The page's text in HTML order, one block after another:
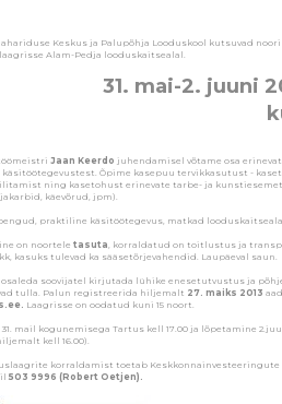
Keskus ja Palupõhja Looduskool kutsuvad noori
Alam-Pedja looduskaitsealal.
31. mai-2. juuni
Jaan Keerdo juhendamisel võtame osa
käsitöötegevustest. Õpime kasepuu tervikkasutust -
ning kasetohust erinevate tarbe- ja
käevõrud, jpm).
praktiline käsitöötegevus, matkad
on noortele tasuta, korraldatud on toitlustus ja
kasuks tulevad ka sääsetõrjevahendid. Laupäeval saun.
soovijatel kirjutada lühike enesetutvustus ja
tulla. Palun registreerida hiljemalt 27. maiks 2013
Laagrisse on oodatud kuni 15 noort.
mail kogunemisega Tartus kell 17.00 ja lõpetamine
kell 16.00).
korraldamist toetab Keskkonnainvesteeringute
503 9996 (Robert Oetjen).